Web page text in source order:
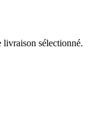
sélectionné.